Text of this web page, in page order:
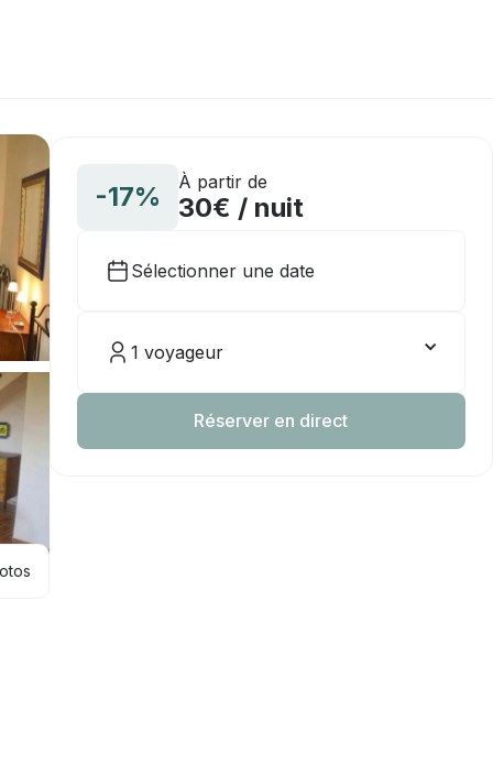
-17% À partir de
30€ / nuit
Sélectionner une date
1 voyageur
Réserver en direct